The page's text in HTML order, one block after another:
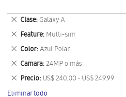
Clase Galaxy A
Eliminar
este
artículo
Feature Multi-sim
Eliminar
este
artículo
Color Azul Polar
Eliminar
este
artículo
Camara 24MP o más
Eliminar
este
artículo
Precio US$ 240.00 - US$ 249.99
Eliminar
este
Eliminar todo